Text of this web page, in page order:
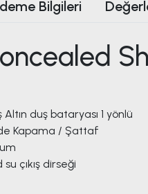
Bilgileri
Altın duş bataryası 1 yönlü
Kapama / Şattaf
çıkış dirseği